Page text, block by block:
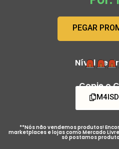
PEGAR
Nível de
Copie o
**Nós não vendemos produtos!
marketplaces e lojas como Mercado
só postamos